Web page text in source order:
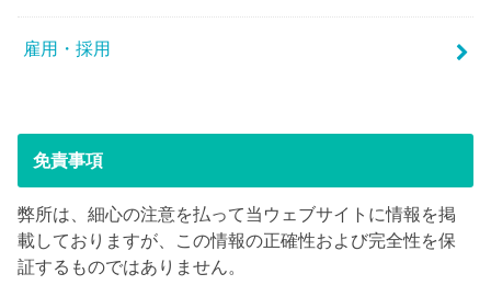
雇用・採用
免責事項
弊所は、細心の注意を払って当ウェブサイトに情報を掲
載しておりますが、この情報の正確性および完全性を保
証するものではありません。